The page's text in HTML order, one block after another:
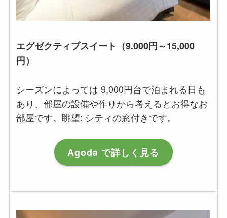
エグゼクティブスイート（9.000円～15,000
円）
シーズンによっては 9,000円台で泊まれる日も
あり、部屋の設備や作りから考えるとお得なお
部屋です。眺望: シティの窓付きです。
Agoda で詳しく見る